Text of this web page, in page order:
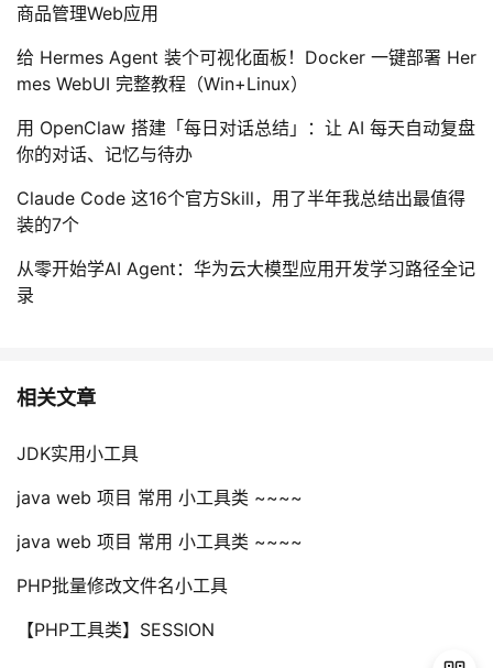
课
程
的
认
我
的
我
技
术
支
的
云
声
议
商品管理Web应用
给 Hermes Agent 装个可视化面板！Docker 一键部署 Her
mes WebUI 完整教程（Win+Linux）
用 OpenClaw 搭建「每日对话总结」：让 AI 每天自动复盘
你的对话、记忆与待办
Claude Code 这16个官方Skill，用了半年我总结出最值得
装的7个
从零开始学AI Agent：华为云大模型应用开发学习路径全记
录
相关文章
JDK实用小工具
java web 项目 常用 小工具类 ~~~~
java web 项目 常用 小工具类 ~~~~
PHP批量修改文件名小工具
【PHP工具类】SESSION